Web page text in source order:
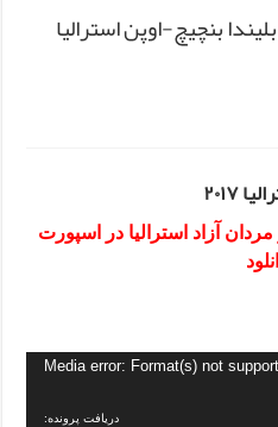
بنچیچ-اوپن استرالیا
۲۰۱۷
آزاد استرالیا در اسپورت
Media error: Format(s) not
دریافت پرونده: